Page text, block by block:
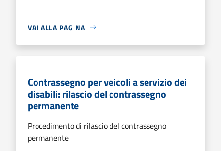
VAI ALLA PAGINA
Contrassegno per veicoli a servizio dei
disabili: rilascio del contrassegno
permanente
Procedimento di rilascio del contrassegno
permanente